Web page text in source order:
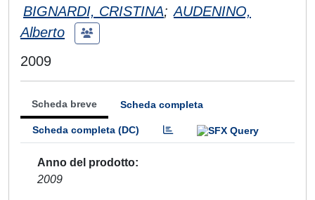
BIGNARDI, CRISTINA; AUDENINO,
Alberto
2009
Scheda breve Scheda completa
Scheda completa (DC)
Anno del prodotto
2009